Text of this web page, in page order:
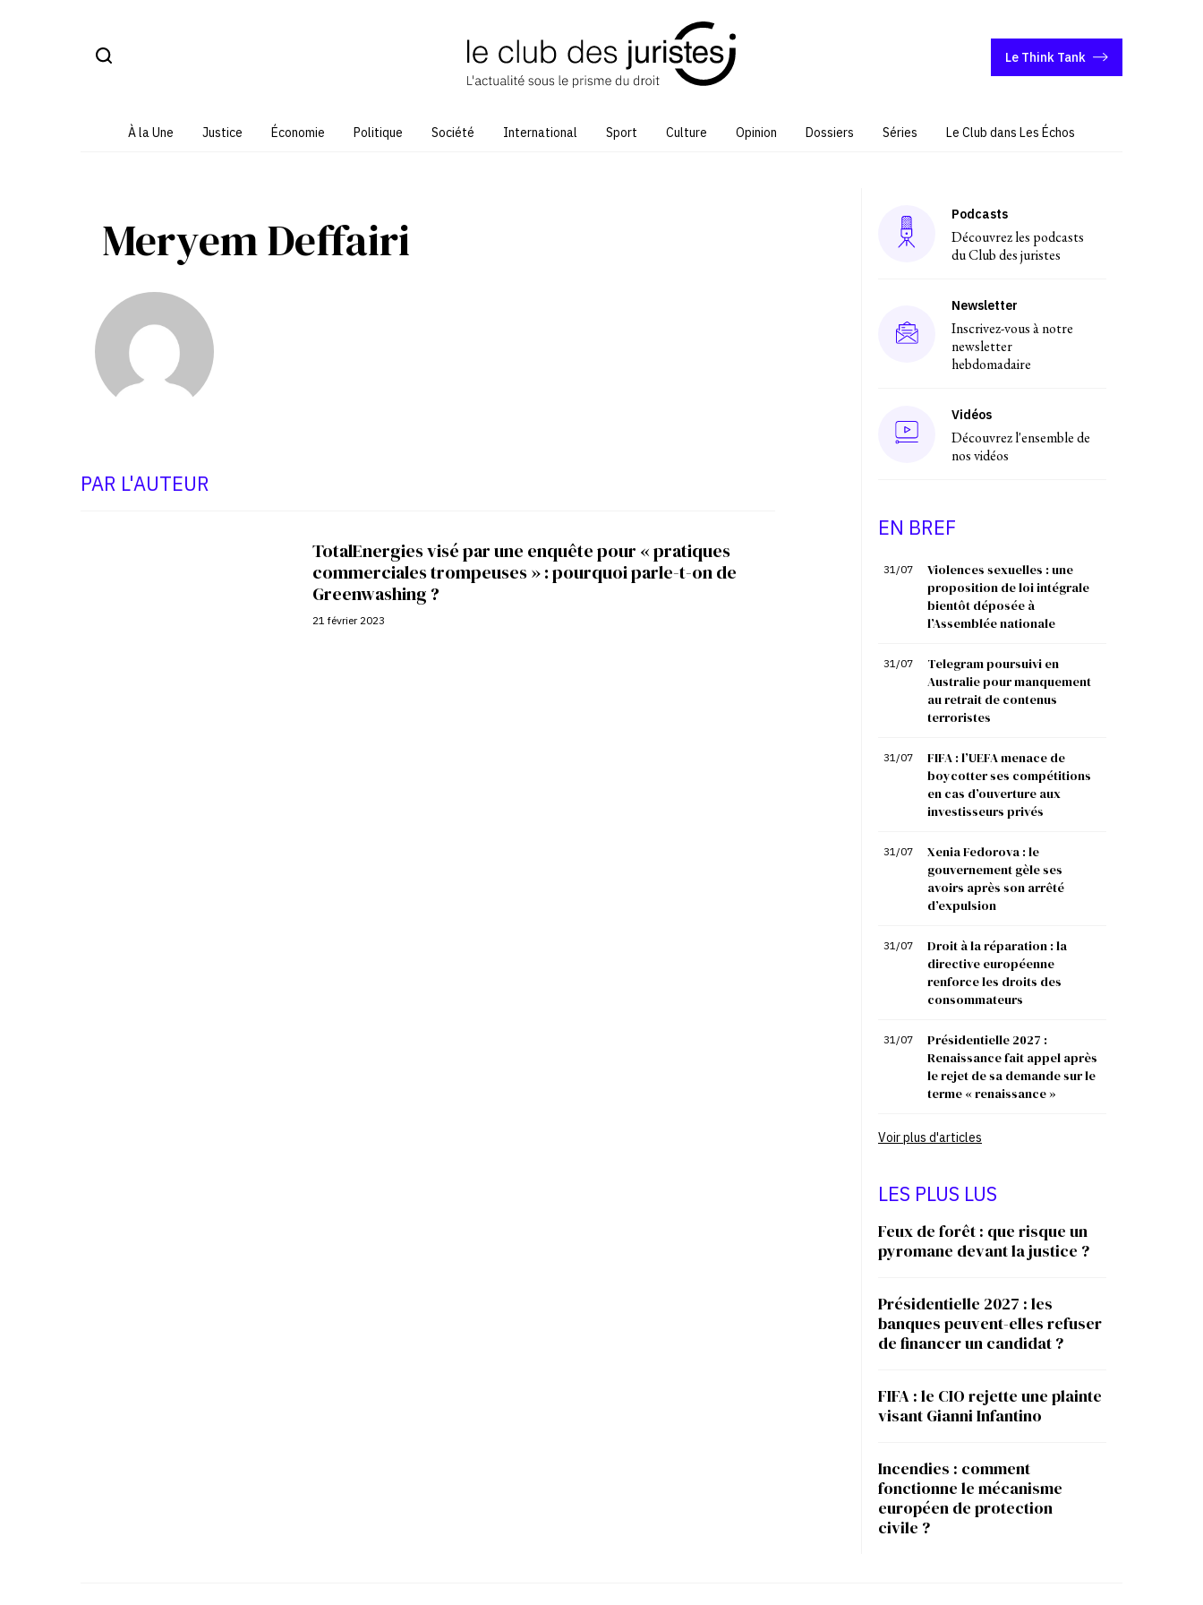
Le Think Tank
À la Une Justice Économie Politique Société International Sport Culture Opinion Dossiers Séries Le Club dans Les Échos
Meryem Deffairi
PAR L'AUTEUR
TotalEnergies visé par une enquête pour « pratiques
commerciales trompeuses » : pourquoi parle-t-on de
Greenwashing ?
21 février 2023
Podcasts
Découvrez les podcasts
du Club des juristes
Newsletter
Inscrivez-vous à notre
newsletter
hebdomadaire
Vidéos
Découvrez l'ensemble de
nos vidéos
EN BREF
31/07
Violences sexuelles : une
proposition de loi intégrale
bientôt déposée à
l’Assemblée nationale
31/07
Telegram poursuivi en
Australie pour manquement
au retrait de contenus
terroristes
31/07
FIFA : l’UEFA menace de
boycotter ses compétitions
en cas d’ouverture aux
investisseurs privés
31/07
Xenia Fedorova : le
gouvernement gèle ses
avoirs après son arrêté
d’expulsion
31/07
Droit à la réparation : la
directive européenne
renforce les droits des
consommateurs
31/07
Présidentielle 2027 :
Renaissance fait appel après
le rejet de sa demande sur le
terme « renaissance »
Voir plus d'articles
LES PLUS LUS
Feux de forêt : que risque un
pyromane devant la justice ?
Présidentielle 2027 : les
banques peuvent-elles refuser
de financer un candidat ?
FIFA : le CIO rejette une plainte
visant Gianni Infantino
Incendies : comment
fonctionne le mécanisme
européen de protection
civile ?